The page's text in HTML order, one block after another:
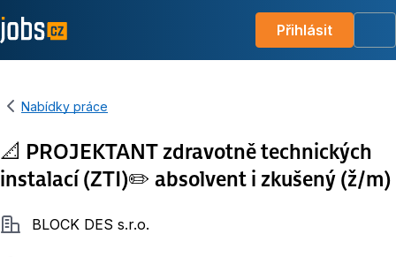
Přihlásit
Nabídky práce
📐 PROJEKTANT zdravotně technických
instalací (ZTI)✏️ absolvent i zkušený (ž/m)
SpolečnostBLOCK DES s.r.o.